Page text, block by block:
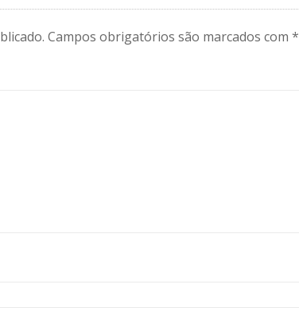
Campos obrigatórios são marcados com *